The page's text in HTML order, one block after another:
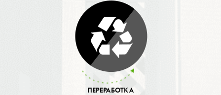
ПЕРЕРАБОТКА